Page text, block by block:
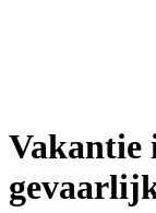
Vakantie